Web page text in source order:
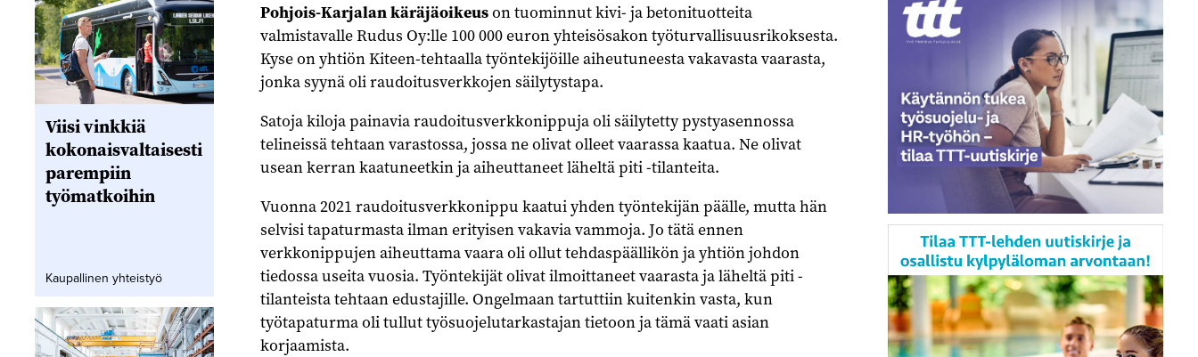
Pohjois-Karjalan käräjäoikeuson tuominnut kivi- ja betonituotteita
valmistavalle Rudus Oy:lle 100 000 euron yhteisösakon työturvallisuusrikoksesta.
Kyse on yhtiön Kiteen-tehtaalla työntekijöille aiheutuneesta vakavasta vaarasta,
jonka syynä oli raudoitusverkkojen säilytystapa.
Satoja kiloja painavia raudoitusverkkonippuja oli säilytetty pystyasennossa
telineissä tehtaan varastossa, jossa ne olivat olleet vaarassa kaatua. Ne olivat
usean kerran kaatuneetkin ja aiheuttaneet läheltä piti -tilanteita.
Vuonna 2021 raudoitusverkkonippu kaatui yhden työntekijän päälle, mutta hän
selvisi tapaturmasta ilman erityisen vakavia vammoja. Jo tätä ennen
verkkonippujen aiheuttama vaara oli ollut tehdaspäällikön ja yhtiön johdon
tiedossa useita vuosia. Työntekijät olivat ilmoittaneet vaarasta ja läheltä piti -
tilanteista tehtaan edustajille. Ongelmaan tartuttiin kuitenkin vasta, kun
työtapaturma oli tullut työsuojelutarkastajan tietoon ja tämä vaati asian
korjaamista.
Viisi vinkkiä
kokonaisvaltaisesti
parempiin
työmatkoihin
Kaupallinen yhteistyö